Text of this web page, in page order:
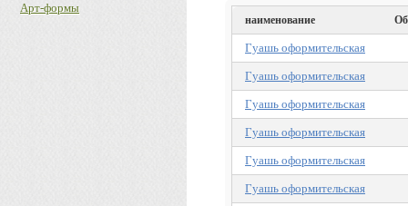
наименование
Гуашь оформительская
Гуашь оформительская
Гуашь оформительская
Гуашь оформительская
Гуашь оформительская
Гуашь оформительская
Арт-формы